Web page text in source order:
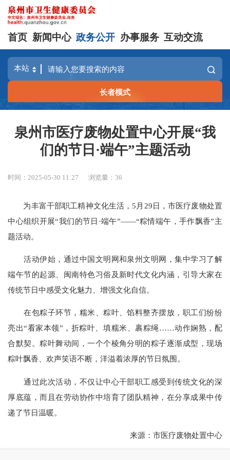
首页 新闻中心 政务公开 办事服务 互动交流
长者模式
泉州市医疗废物处置中心开展“我
们的节日·端午”主题活动
时间：2025-05-30 11:27 浏览量：36
为丰富干部职工精神文化生活，5月29日，市医疗废物处置
中心组织开展“我们的节日·端午”——“粽情端午，手作飘香”主
题活动。
活动伊始，通过中国文明网和泉州文明网，集中学习了解
端午节的起源、闽南特色习俗及新时代文化内涵，引导大家在
传统节日中感受文化魅力、增强文化自信。
在包粽子环节，糯米、粽叶、馅料整齐摆放，职工们纷纷
亮出“看家本领”，折粽叶、填糯米、裹粽绳……动作娴熟，配
合默契。粽叶舞动间，一个个棱角分明的粽子逐渐成型，现场
粽叶飘香、欢声笑语不断，洋溢着浓厚的节日氛围。
通过此次活动，不仅让中心干部职工感受到传统文化的深
厚底蕴，而且在劳动协作中培育了团队精神，在分享成果中传
递了节日温暖。
来源：市医疗废物处置中心